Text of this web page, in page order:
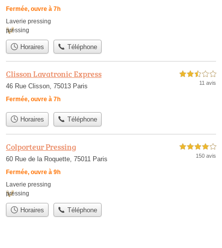
Fermée, ouvre à 7h
Laverie pressing
pressing
Horaires Téléphone
Clisson Lavatronic Express
46 Rue Clisson, 75013 Paris
Fermée, ouvre à 7h
2,5 étoiles sur 5
11 avis
Horaires Téléphone
Colporteur Pressing
60 Rue de la Roquette, 75011 Paris
Fermée, ouvre à 9h
4,0 étoiles sur 5
150 avis
Laverie pressing
pressing
Horaires Téléphone